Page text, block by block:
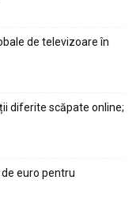
de televizoare în
diferite scăpate online;
euro pentru